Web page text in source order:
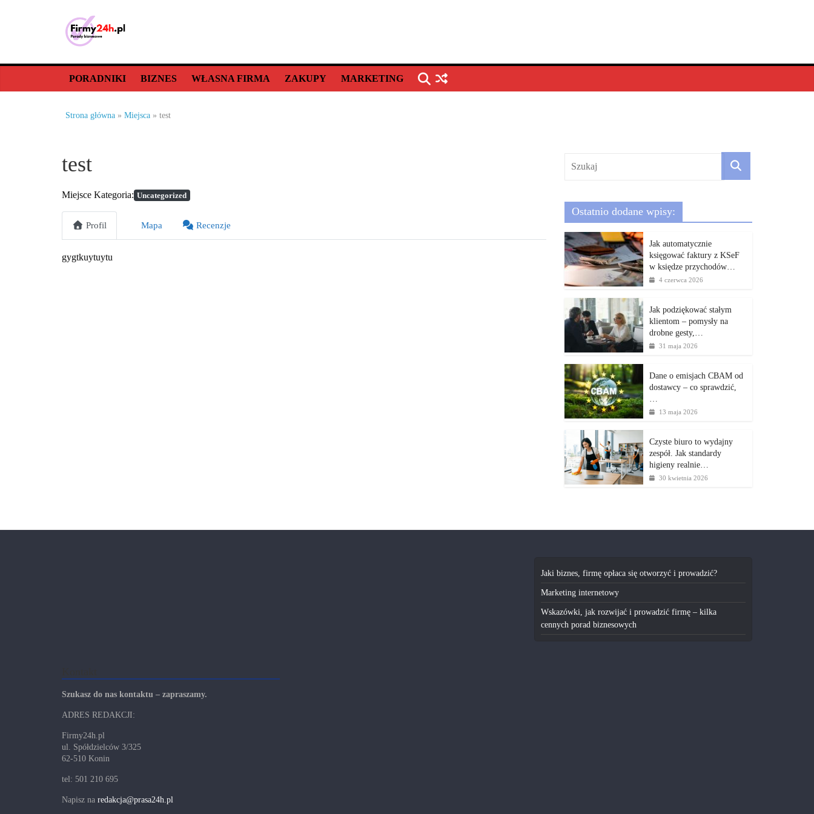
Porady
biznesowe,
dla
–
jak
prowadzić
PORADNIKI BIZNES WŁASNA FIRMA ZAKUPY MARKETING
Strona główna » Miejsca » test
test
Miejsce Kategoria: Uncategorized
Profil Mapa Recenzje
gygtkuytuytu
Ostatnio dodane wpisy:
Jak automatycznie
księgować faktury z KSeF
w księdze przychodów…
4 czerwca 2026
Jak podziękować stałym
klientom – pomysły na
drobne gesty,…
31 maja 2026
Dane o emisjach CBAM od
dostawcy – co sprawdzić,
13 maja 2026
Czyste biuro to wydajny
zespół. Jak standardy
higieny realnie…
30 kwietnia 2026
Jaki biznes, firmę opłaca się otworzyć i prowadzić?
Marketing internetowy
Wskazówki, jak rozwijać i prowadzić firmę – kilka
cennych porad biznesowych
Szukasz do nas kontaktu – zapraszamy.
ADRES REDAKCJI:
Firmy24h.pl
ul. Spółdzielców 3/325
62-510 Konin
tel: 501 210 695
Napisz na redakcja@prasa24h.pl